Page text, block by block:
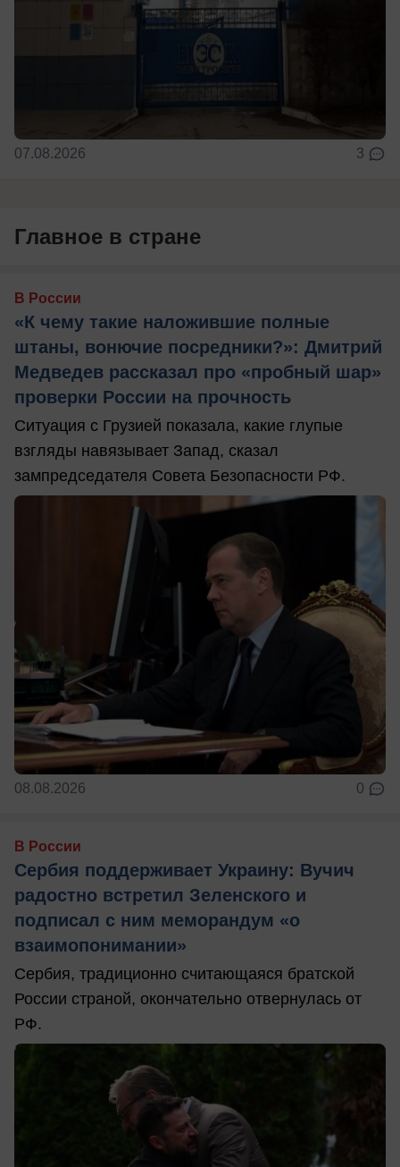
07.08.2026 3
Главное в стране
В России
«К чему такие наложившие полные
штаны, вонючие посредники?»: Дмитрий
Медведев рассказал про «пробный шар»
проверки России на прочность
Ситуация с Грузией показала, какие глупые
взгляды навязывает Запад, сказал
зампредседателя Совета Безопасности РФ.
08.08.2026 0
В России
Сербия поддерживает Украину: Вучич
радостно встретил Зеленского и
подписал с ним меморандум «о
взаимопонимании»
Сербия, традиционно считающаяся братской
России страной, окончательно отвернулась от
РФ.